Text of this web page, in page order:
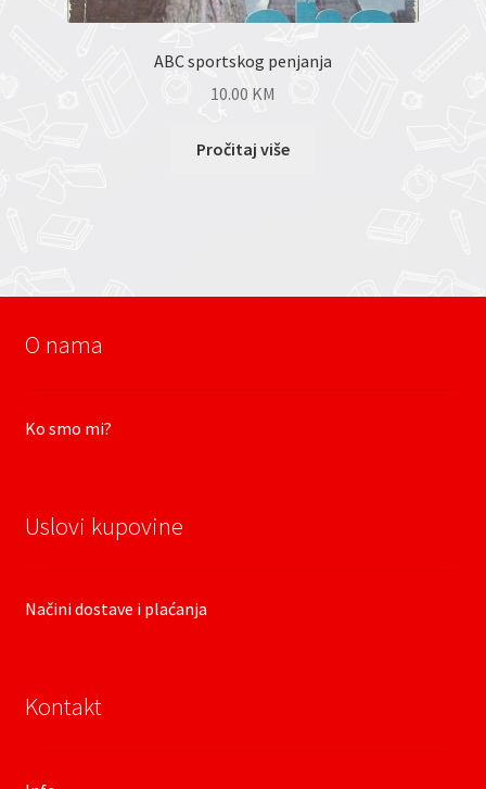
ABC sportskog penjanja
10.00 KM
Pročitaj više
O nama
Ko smo mi?
Uslovi kupovine
Načini dostave i plaćanja
Kontakt